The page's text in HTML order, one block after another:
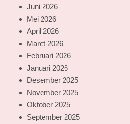
Juni 2026
Mei 2026
April 2026
Maret 2026
Februari 2026
Januari 2026
Desember 2025
November 2025
Oktober 2025
September 2025